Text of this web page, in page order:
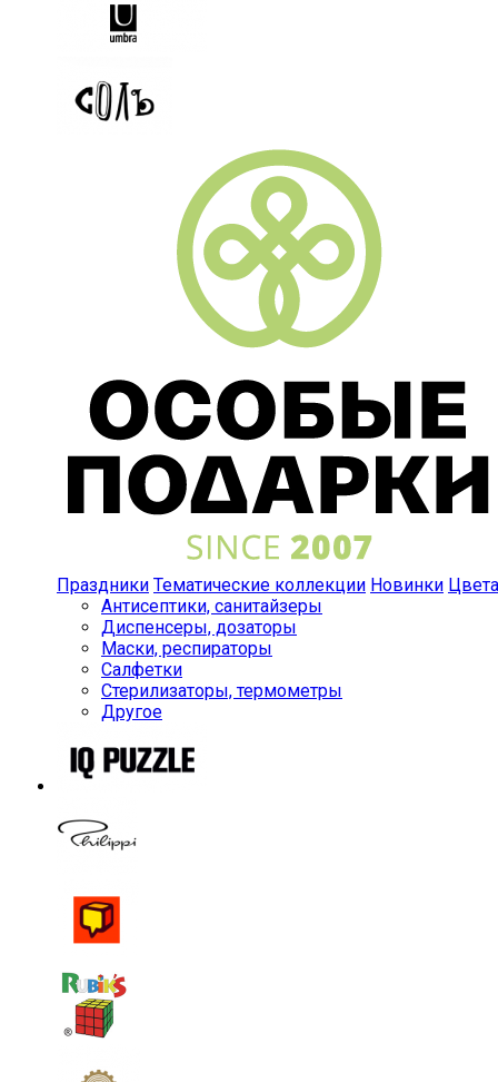
Праздники Тематические коллекции Новинки Цвета
Антисептики, санитайзеры
Диспенсеры, дозаторы
Маски, респираторы
Салфетки
Стерилизаторы, термометры
Другое